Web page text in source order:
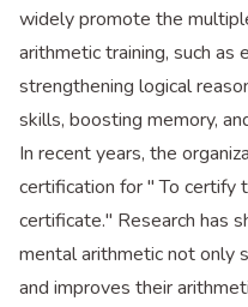
widely promote the
arithmetic training, such as
strengthening logical
skills, boosting memory,
In recent years, the
certification for " To certify
certificate." Research has
mental arithmetic not only
and improves their